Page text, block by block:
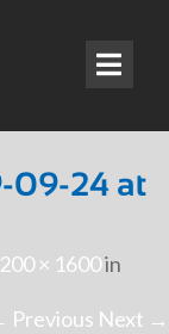
09-24 at
× 1600in
Previous Next →